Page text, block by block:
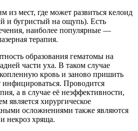
из мест, где может развиться келоид
и бугристый на ощупь). Есть
наиболее популярные —
терапия.
образования гематомы на
части уха. В таком случае
кровь и заново пришить
Проводится
а в случае её неэффективности,
является хирургическое
осложнениями также являются
некроз хряща.